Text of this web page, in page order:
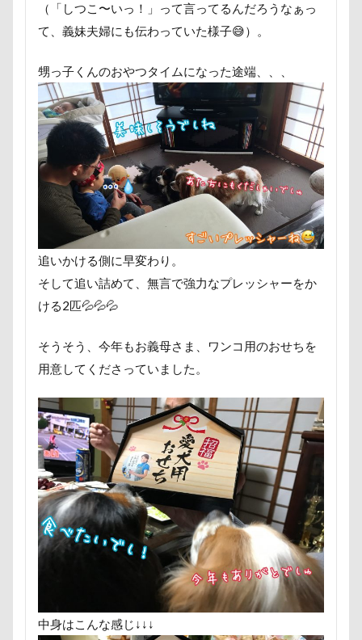
（「しつこ〜いっ！」って言ってるんだろうなぁっ
て、義妹夫婦にも伝わっていた様子😅）。
甥っ子くんのおやつタイムになった途端、、、
追いかける側に早変わり。
そして追い詰めて、無言で強力なプレッシャーをか
ける2匹💦💦💦
そうそう、今年もお義母さま、ワンコ用のおせちを
用意してくださっていました。
中身はこんな感じ↓↓↓
來夢（らいむ）ちゃん
代々木公園ドッグラン
作品レビューコメント
体重
体調不良
佐久穂町
似顔絵
似たもの父子
休日の朝
仰向け抱っこ
代々木公園
串カツ田中 北千住店
人をダメにするクッション
二足立ち
二等辺三角形
二度寝 予定
乳歯
九十九里浜
乗鞍高原 主張
同胎兄弟
名刺入れ
ワンコ店内OK
富山環水公園
小太郎くん
寝顔
寝起き
寝相
寝床 寝坊助
富士急ハイランド
富士吉田市
富士すばるランド
家宝
小春ちゃん
室内遊びレッスン
山梨県
巾着田
川越市 川口市 川
嵐山町
嵐山渓谷
島忠ホームズ 岳くん
岩畳
山梨市
小松菜 山北町
山中湖村
山中湖
山下公園 展望台
屋内ドッグラン
居酒屋
小谷流の里ドギーズアイランド
小芝風花
小矢部市 宮城県
室内遊び
夕陽 夏対策
変顔
増税前 埼玉県
地震
土田トレーナー
国営武蔵丘陵森林公園
外耳炎